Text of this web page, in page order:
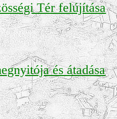
Tér felújítása
és átadása